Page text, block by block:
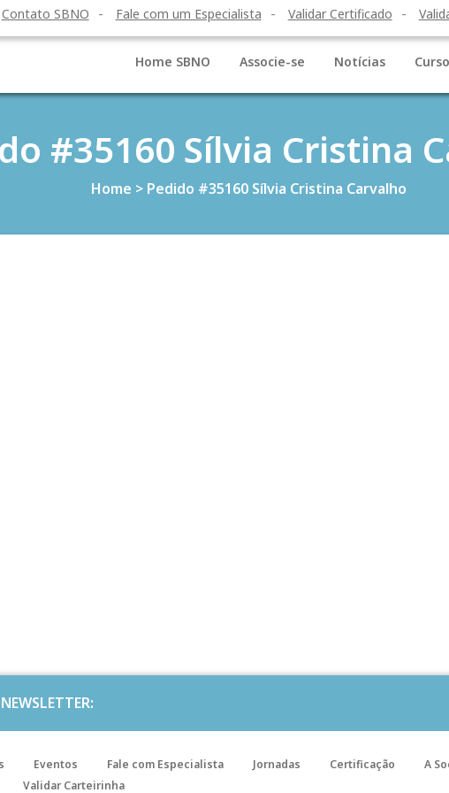
Contato SBNO Fale com um Especialista Validar Certificado
Home SBNO Associe-se Notícias
#35160 Sílvia Cristina
Home > Pedido #35160 Sílvia Cristina Carvalho
Eventos Fale com Especialista Jornadas Certificação
A
Validar Carteirinha